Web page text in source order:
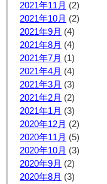
2021年11月 (2)
2021年10月 (2)
2021年9月 (4)
2021年8月 (4)
2021年7月 (1)
2021年4月 (4)
2021年3月 (3)
2021年2月 (2)
2021年1月 (3)
2020年12月 (2)
2020年11月 (5)
2020年10月 (3)
2020年9月 (2)
2020年8月 (3)